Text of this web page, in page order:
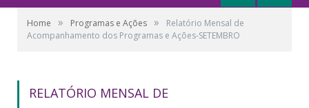
Home » Programas e Ações »
Relatório Mensal de
Acompanhamento dos Programas e Ações-SETEMBRO
RELATÓRIO MENSAL DE